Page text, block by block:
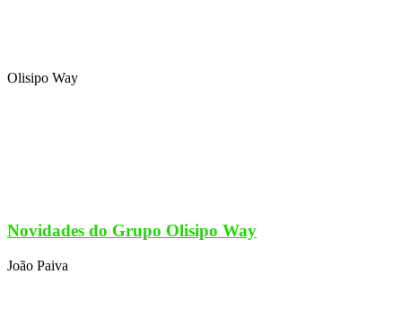
Olisipo Way
Novidades do Grupo Olisipo Way
João Paiva